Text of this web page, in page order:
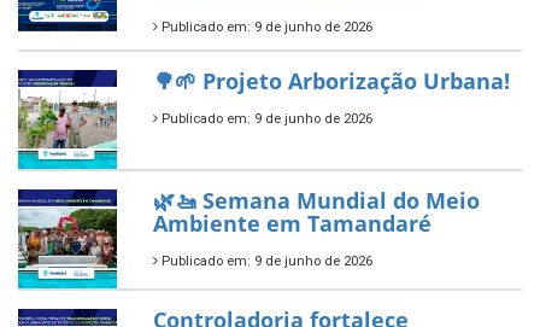
Diamante do Sebrae pelo
segundo ano consecutivo e
reafirma excelência no apoio ao
empreendedorismo.
Publicado em: 10 de junho de 2026
novos investimentos para
fortalecer a saúde pública do
município.
Publicado em: 10 de junho de 2026